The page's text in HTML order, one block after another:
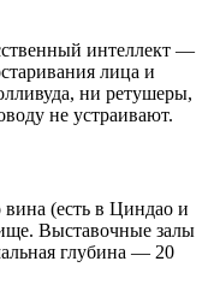
интеллект —
лица и
ни ретушеры,
не устраивают.
(есть в Циндао и
Выставочные залы
глубина — 20